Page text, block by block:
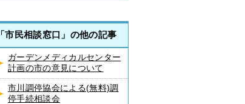
「市民相談窓口」の他の記事
ガーデンメディカルセンター
計画の市の意見について
市川調停協会による(無料)調
停手続相談会